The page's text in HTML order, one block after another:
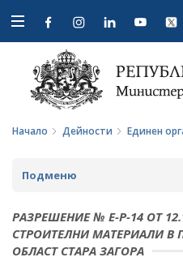
Open
navigation
Начало Дейности Единен
Подменю
СТРАТЕГИИ И ПОЛИТИКИ
СТАТИСТИКА И АНАЛИЗИ
РАЗРЕШЕНИЕ № Е-Р-14 ОТ
СТРОИТЕЛНИ МАТЕРИАЛИ
ОБЛАСТ СТАРА ЗАГОРА